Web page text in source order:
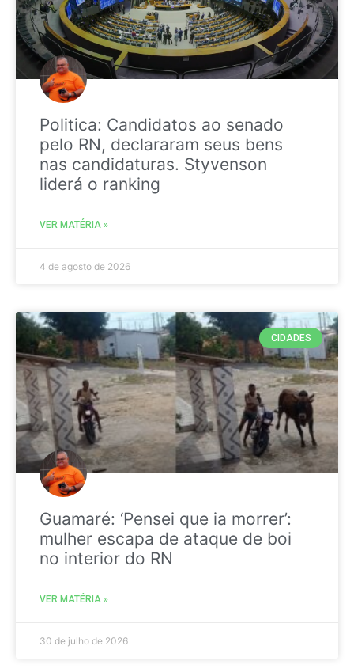
Politica: Candidatos ao senado
pelo RN, declararam seus bens
nas candidaturas. Styvenson
liderá o ranking
VER MATÉRIA »
4 de agosto de 2026
CIDADES
Guamaré: ‘Pensei que ia morrer’:
mulher escapa de ataque de boi
no interior do RN
VER MATÉRIA »
30 de julho de 2026